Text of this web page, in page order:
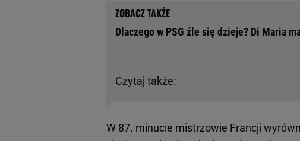
Czytaj także:
Dlaczego w PSG źle się dzieje? Di Maria
W 87. minucie mistrzowie Francji